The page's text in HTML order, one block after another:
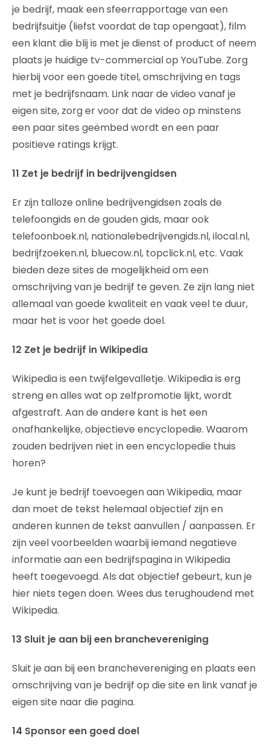
je bedrijf, maak een sfeerrapportage van een
bedrijfsuitje (liefst voordat de tap opengaat), film
een klant die blij is met je dienst of product of neem
plaats je huidige tv-commercial op YouTube. Zorg
hierbij voor een goede titel, omschrijving en tags
met je bedrijfsnaam. Link naar de video vanaf je
eigen site, zorg er voor dat de video op minstens
een paar sites geëmbed wordt en een paar
positieve ratings krijgt.
11 Zet je bedrijf in bedrijvengidsen
Er zijn talloze online bedrijvengidsen zoals de
telefoongids en de gouden gids, maar ook
telefoonboek.nl, nationalebedrijvengids.nl, ilocal.nl,
bedrijfzoeken.nl, bluecow.nl, topclick.nl, etc. Vaak
bieden deze sites de mogelijkheid om een
omschrijving van je bedrijf te geven. Ze zijn lang niet
allemaal van goede kwaliteit en vaak veel te duur,
maar het is voor het goede doel.
12 Zet je bedrijf in Wikipedia
Wikipedia is een twijfelgevalletje. Wikipedia is erg
streng en alles wat op zelfpromotie lijkt, wordt
afgestraft. Aan de andere kant is het een
onafhankelijke, objectieve encyclopedie. Waarom
zouden bedrijven niet in een encyclopedie thuis
horen?
Je kunt je bedrijf toevoegen aan Wikipedia, maar
dan moet de tekst helemaal objectief zijn en
anderen kunnen de tekst aanvullen / aanpassen. Er
zijn veel voorbeelden waarbij iemand negatieve
informatie aan een bedrijfspagina in Wikipedia
heeft toegevoegd. Als dat objectief gebeurt, kun je
hier niets tegen doen. Wees dus terughoudend met
Wikipedia.
13 Sluit je aan bij een branchevereniging
Sluit je aan bij een branchevereniging en plaats een
omschrijving van je bedrijf op die site en link vanaf je
eigen site naar die pagina.
14 Sponsor een goed doel